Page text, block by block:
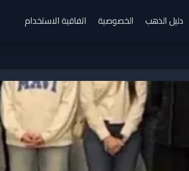
دليل الذهب الخصوصية اتفاقية الاستخدام